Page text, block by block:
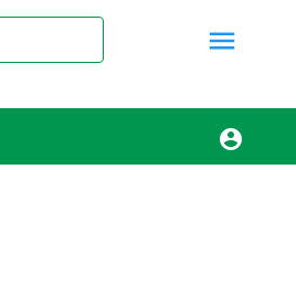
menu
account_circle